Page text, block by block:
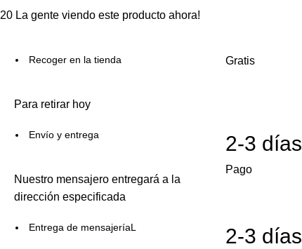
20 La gente viendo este producto ahora!
Recoger en la tienda
Para retirar hoy
Gratis
Envío y entrega
Nuestro mensajero entregará a la
dirección especificada
2-3 días
Pago
Entrega de mensajeríaL 2-3 días